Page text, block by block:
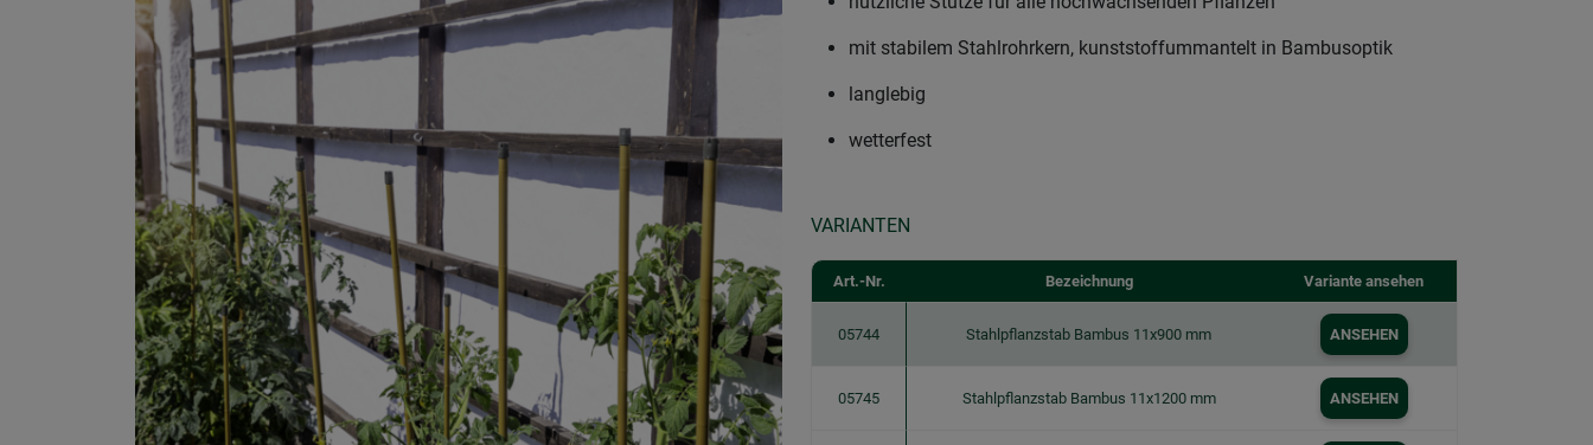
mit stabilem Stahlrohrkern, kunststoffummantelt in Bambusoptik
langlebig
wetterfest
VARIANTEN
Art.-Nr. Bezeichnung Variante ansehen
05744 Stahlpflanzstab Bambus 11x900 mm ANSEHEN
05745 Stahlpflanzstab Bambus 11x1200 mm ANSEHEN